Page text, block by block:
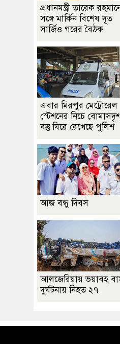
প্রধানমন্ত্রী তারেক
সঙ্গে মার্কিন বিশেষ দূত
সার্জিও গরের বৈঠক
এবার মিরপুর মেট্রোরেল
স্টেশনের নিচে
বস্তু ঘিরে রেখেছে পুলিশ
আজ বন্ধু দিবস
আলজেরিয়ায় ভয়াবহ
দুর্ঘটনায় নিহত ২৭